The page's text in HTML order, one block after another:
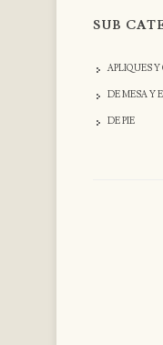
SUB
APLIQUES Y
DE MESA Y
DE PIE